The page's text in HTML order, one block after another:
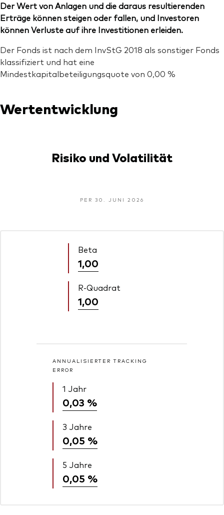
Der Wert von Anlagen und die daraus resultierenden
Erträge können steigen oder fallen, und Investoren
können Verluste auf ihre Investitionen erleiden.
Der Fonds ist nach dem InvStG 2018 als sonstiger Fonds
klassifiziert und hat eine
Mindestkapitalbeteiligungsquote von 0,00 %
Wertentwicklung
Risiko und Volatilität
PER 30. JUNI 2026
Beta
1,00
R-Quadrat
1,00
ANNUALISIERTER TRACKING
ERROR
1 Jahr
0,03 %
3 Jahre
0,05 %
5 Jahre
0,05 %